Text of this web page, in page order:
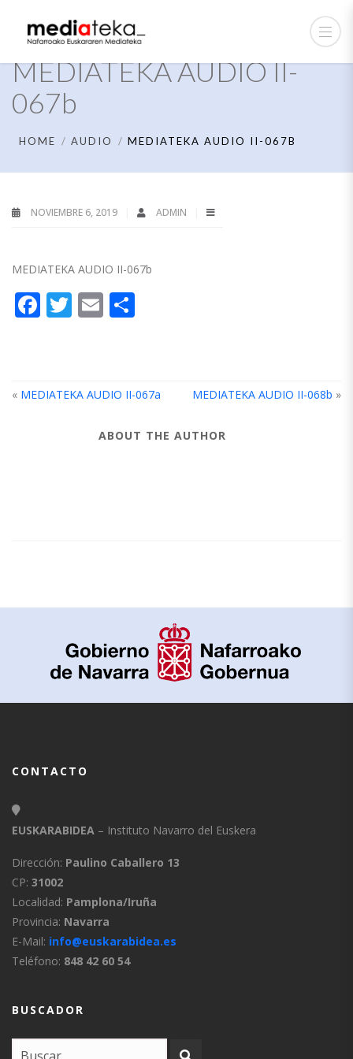
MEDIATEKA AUDIO II-
067b
HOME AUDIO MEDIATEKA AUDIO II-067B
NOVIEMBRE 6, 2019 ADMIN
MEDIATEKA AUDIO II-067b
Facebook
Twitter
Email
« MEDIATEKA AUDIO II-067a MEDIATEKA AUDIO II-068b »
ABOUT THE AUTHOR
CONTACTO
EUSKARABIDEA – Instituto Navarro del Euskera
Dirección: Paulino Caballero 13
CP: 31002
Localidad: Pamplona/Iruña
Provincia: Navarra
E-Mail: info@euskarabidea.es
Teléfono: 848 42 60 54
BUSCADOR